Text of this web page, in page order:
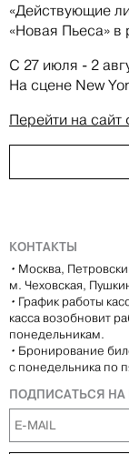
«Действующие
«Новая Пьеса» в
С 27 июля - 2
На сцене New
Перейти на сайт
КОНТАКТЫ
• Москва,
м. Чеховская,
• График работы
касса возобновит
понедельникам.
• Бронирование
с понедельника по
ПОДПИСАТЬСЯ НА